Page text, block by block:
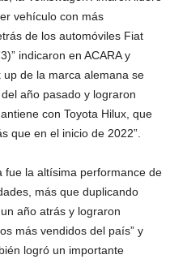
vehículo con más
de los automóviles Fiat
indicaron en ACARA y
up de la marca alemana se
año pasado y lograron
con Toyota Hilux, que
que en el inicio de 2022”.
fue la altísima performance de
más que duplicando
año atrás y lograron
más vendidos del país” y
logró un importante